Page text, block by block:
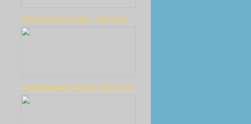
NEULICH AUF´M SOFA - CARTOON ...
INTERVIEW MIT KAYLEE HOTTLE (G...